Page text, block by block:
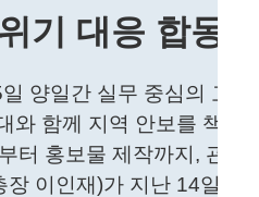
기 대응 합동
양일간 실무 중심의 고
와 함께 지역 안보를 책임
터 홍보물 제작까지, 관·
장 이인재)가 지난 14일부